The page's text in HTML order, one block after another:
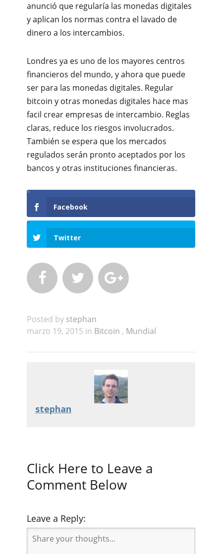
anunció que regularía las monedas digitales
y aplican los normas contra el lavado de
dinero a los intercambios.
Londres ya es uno de los mayores centros
financieros del mundo, y ahora que puede
ser para las monedas digitales. Regular
bitcoin y otras monedas digitales hace mas
facil crear empresas de intercambio. Reglas
claras, reduce los riesgos involucrados.
También se espera que los mercados
regulados serán pronto aceptados por los
bancos y otras instituciones financieras.
Facebook
Twitter
  
Posted by stephan
marzo 19, 2015 in Bitcoin , Mundial
stephan
Click Here to Leave a
Comment Below
Leave a Reply: